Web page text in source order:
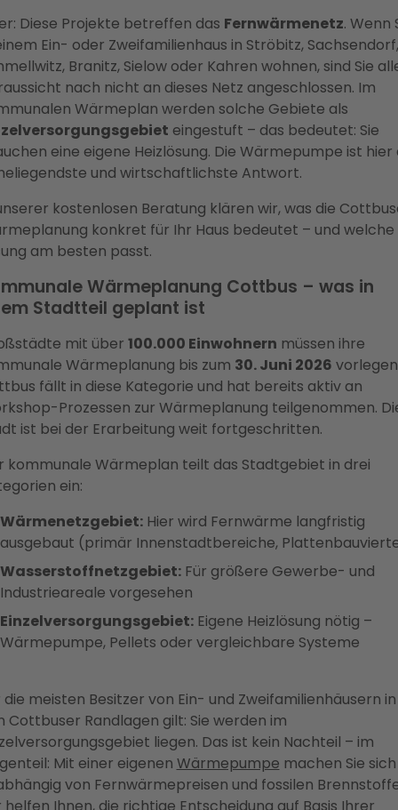
Diese Projekte betreffen das Fernwärmenetz. Wenn
Ein- oder Zweifamilienhaus in Ströbitz, Sachsendorf,
Branitz, Sielow oder Kahren wohnen, sind Sie
nach nicht an dieses Netz angeschlossen. Im
Wärmeplan werden solche Gebiete als
eingestuft – das bedeutet: Sie
eine eigene Heizlösung. Die Wärmepumpe ist hier
und wirtschaftlichste Antwort.
kostenlosen Beratung klären wir, was die
konkret für Ihr Haus bedeutet – und welche
am besten passt.
Wärmeplanung Cottbus – was in
Stadtteil geplant ist
mit über 100.000 Einwohnern müssen ihre
Wärmeplanung bis zum 30. Juni 2026
fällt in diese Kategorie und hat bereits aktiv an
Prozessen zur Wärmeplanung teilgenommen.
ist bei der Erarbeitung weit fortgeschritten.
kommunale Wärmeplan teilt das Stadtgebiet in drei
ein:
Wärmenetzgebiet:Hier wird Fernwärme langfristig
ausgebaut (primär Innenstadtbereiche,
Wasserstoffnetzgebiet:Für größere Gewerbe- und
Industrieareale vorgesehen
Einzelversorgungsgebiet:Eigene Heizlösung nötig –
Wärmepumpe, Pellets oder vergleichbare Systeme
die meisten Besitzer von Ein- und Zweifamilienhäusern in
Cottbuser Randlagen gilt: Sie werden im
liegen. Das ist kein Nachteil – im
Mit einer eigenen Wärmepumpe machen Sie sich
von Fernwärmepreisen und fossilen